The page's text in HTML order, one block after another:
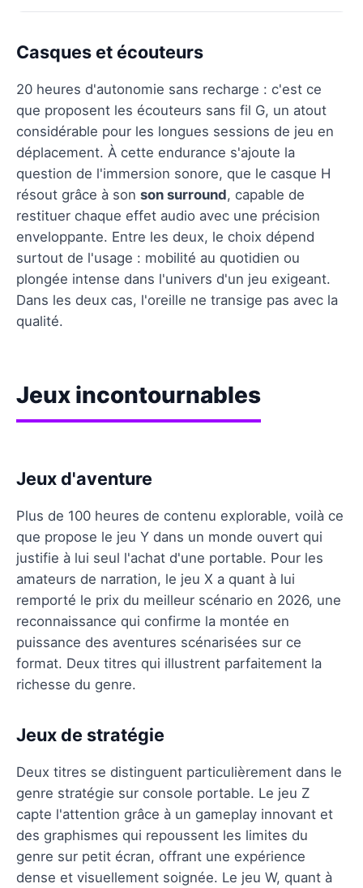
Casques et écouteurs
20 heures d'autonomie sans recharge : c'est ce
que proposent les écouteurs sans fil G, un atout
considérable pour les longues sessions de jeu en
déplacement. À cette endurance s'ajoute la
question de l'immersion sonore, que le casque H
résout grâce à son son surround, capable de
restituer chaque effet audio avec une précision
enveloppante. Entre les deux, le choix dépend
surtout de l'usage : mobilité au quotidien ou
plongée intense dans l'univers d'un jeu exigeant.
Dans les deux cas, l'oreille ne transige pas avec la
qualité.
Jeux incontournables
Jeux d'aventure
Plus de 100 heures de contenu explorable, voilà ce
que propose le jeu Y dans un monde ouvert qui
justifie à lui seul l'achat d'une portable. Pour les
amateurs de narration, le jeu X a quant à lui
remporté le prix du meilleur scénario en 2026, une
reconnaissance qui confirme la montée en
puissance des aventures scénarisées sur ce
format. Deux titres qui illustrent parfaitement la
richesse du genre.
Jeux de stratégie
Deux titres se distinguent particulièrement dans le
genre stratégie sur console portable. Le jeu Z
capte l'attention grâce à un gameplay innovant et
des graphismes qui repoussent les limites du
genre sur petit écran, offrant une expérience
dense et visuellement soignée. Le jeu W, quant à